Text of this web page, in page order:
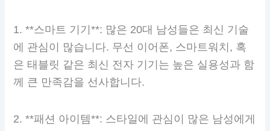
1. **스마트 기기**: 많은 20대 남성들은 최신 기술
에 관심이 많습니다. 무선 이어폰, 스마트워치, 혹
은 태블릿 같은 최신 전자 기기는 높은 실용성과 함
께 큰 만족감을 선사합니다.
2. **패션 아이템**: 스타일에 관심이 많은 남성에게